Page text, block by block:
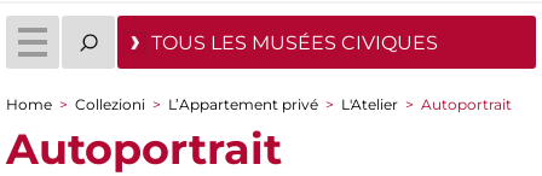
TOUS LES MUSÉES CIVIQUES
You are here
Home > Collezioni > L’Appartement privé > L'Atelier > Autoportrait
Autoportrait